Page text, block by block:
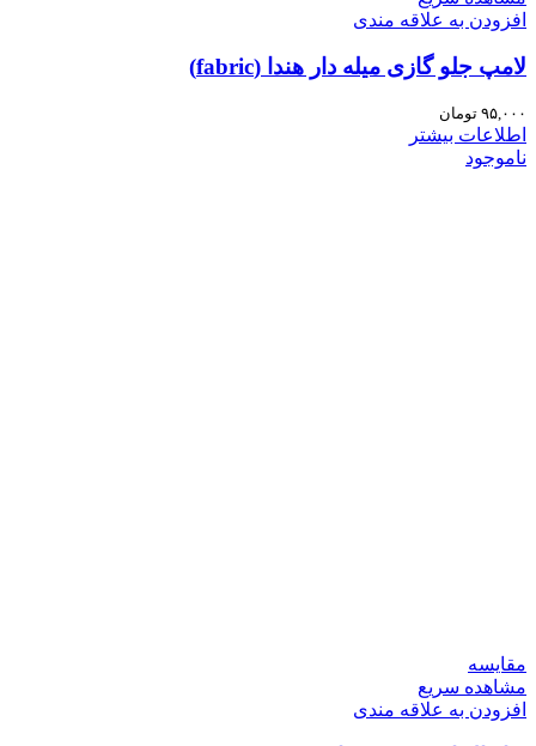
افزودن به علاقه مندی
لامپ جلو گازی میله دار هندا (fabric)
۹۵,۰۰۰ تومان
اطلاعات بیشتر
ناموجود
مقایسه
مشاهده سریع
افزودن به علاقه مندی